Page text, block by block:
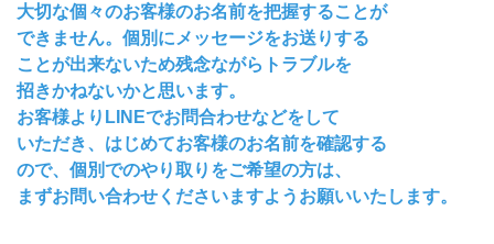
大切な個々のお客様のお名前を把握することが
できません。個別にメッセージをお送りする
ことが出来ないため残念ながらトラブルを
招きかねないかと思います。
お客様よりLINEでお問合わせなどをして
いただき、はじめてお客様のお名前を確認する
ので、個別でのやり取りをご希望の方は、
まずお問い合わせくださいますようお願いいたします。